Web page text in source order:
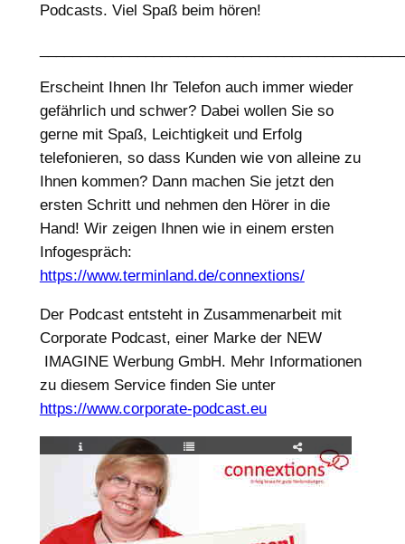
Podcasts. Viel Spaß beim hören!
Erscheint Ihnen Ihr Telefon auch immer wieder
gefährlich und schwer? Dabei wollen Sie so
gerne mit Spaß, Leichtigkeit und Erfolg
telefonieren, so dass Kunden wie von alleine zu
Ihnen kommen? Dann machen Sie jetzt den
ersten Schritt und nehmen den Hörer in die
Hand! Wir zeigen Ihnen wie in einem ersten
Infogespräch:
https://www.terminland.de/connextions/
Der Podcast entsteht in Zusammenarbeit mit
Corporate Podcast, einer Marke der NEW
IMAGINE Werbung GmbH. Mehr Informationen
zu diesem Service finden Sie unter
https://www.corporate-podcast.eu